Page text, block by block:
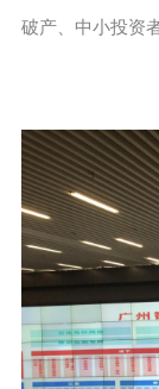
破产、中小投资